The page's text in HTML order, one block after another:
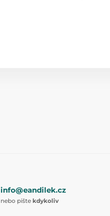
info@eandilek.cz
nebo pište kdykoliv